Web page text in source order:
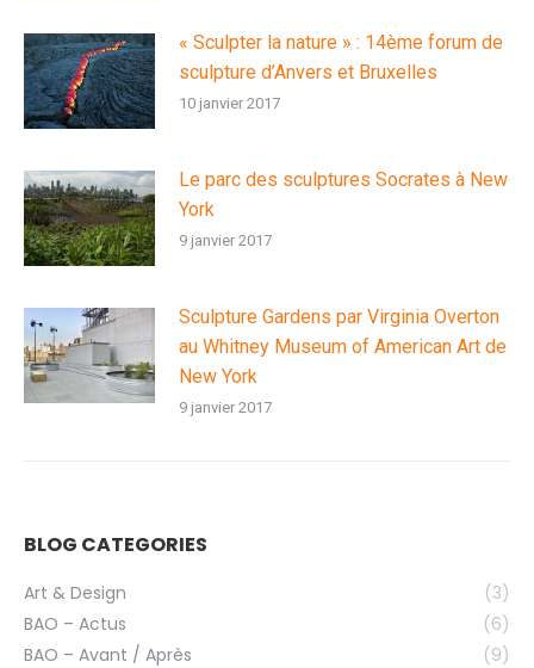
« Sculpter la nature » : 14ème forum de
sculpture d’Anvers et Bruxelles
10 janvier 2017
Le parc des sculptures Socrates à New
York
9 janvier 2017
Sculpture Gardens par Virginia Overton
au Whitney Museum of American Art de
New York
9 janvier 2017
BLOG CATEGORIES
Art & Design
(3)
BAO – Actus
(6)
BAO – Avant / Après
(9)